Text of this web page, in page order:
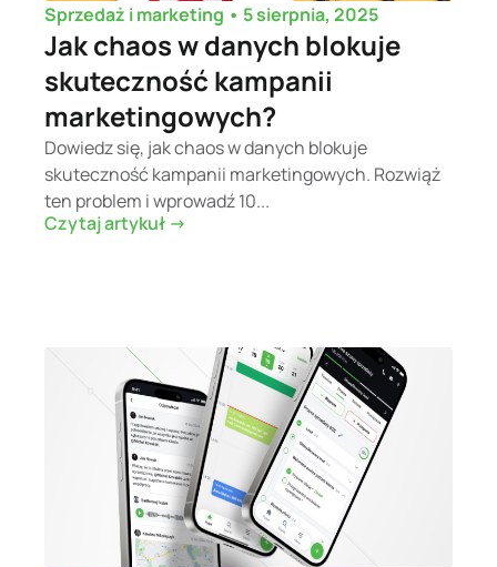
Sprzedaż i marketing • 5 sierpnia, 2025
Jak chaos w danych blokuje
skuteczność kampanii
marketingowych?
Dowiedz się, jak chaos w danych blokuje
skuteczność kampanii marketingowych. Rozwiąż
ten problem i wprowadź 10...
Czytaj artykuł ->